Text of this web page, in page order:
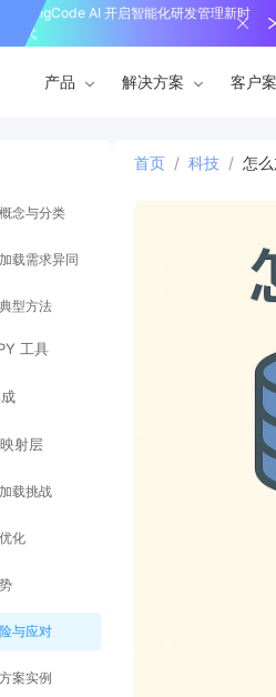
PingCode AI 开启智能化研发管理新时
代
产品 解决方案 客户
念与分类
载需求异同
型方法
工具
射层
载挑战
化
与应对
案实例
首页 / 科技 / 怎